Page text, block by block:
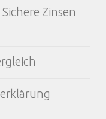
Zinsen